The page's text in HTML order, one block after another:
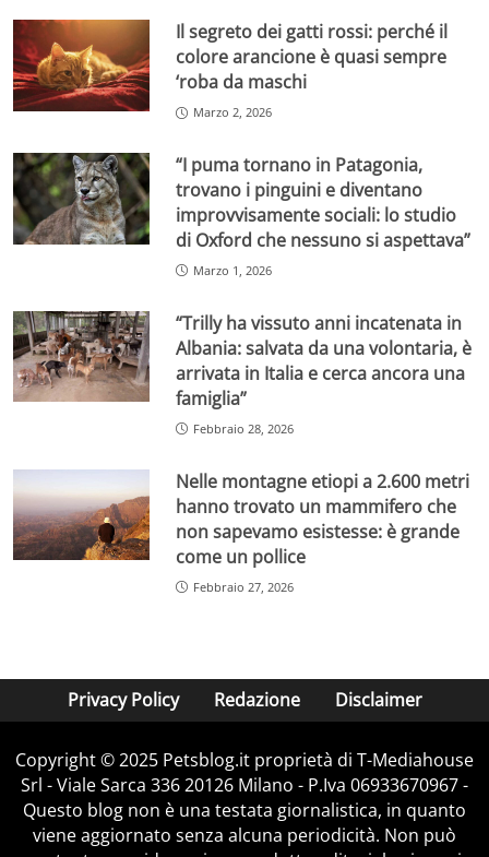
Il segreto dei gatti rossi: perché il
colore arancione è quasi sempre
‘roba da maschi
Marzo 2, 2026
“I puma tornano in Patagonia,
trovano i pinguini e diventano
improvvisamente sociali: lo studio
di Oxford che nessuno si aspettava”
Marzo 1, 2026
“Trilly ha vissuto anni incatenata in
Albania: salvata da una volontaria, è
arrivata in Italia e cerca ancora una
famiglia”
Febbraio 28, 2026
Nelle montagne etiopi a 2.600 metri
hanno trovato un mammifero che
non sapevamo esistesse: è grande
come un pollice
Febbraio 27, 2026
Privacy Policy Redazione Disclaimer
Copyright © 2025 Petsblog.it proprietà di T-Mediahouse
Srl - Viale Sarca 336 20126 Milano - P.Iva 06933670967 -
Questo blog non è una testata giornalistica, in quanto
viene aggiornato senza alcuna periodicità. Non può